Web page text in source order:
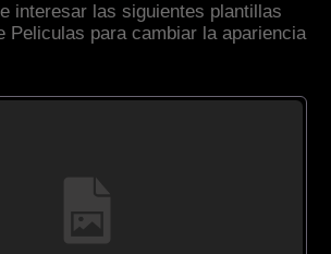
interesar las siguientes plantillas
Peliculas para cambiar la apariencia